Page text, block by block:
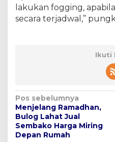
lakukan fogging,
secara terjadwal,”
Ikuti
N
a
v
Pos sebelumnya
Menjelang Ramadhan,
Bulog Lahat Jual
Sembako Harga Miring
Depan Rumah